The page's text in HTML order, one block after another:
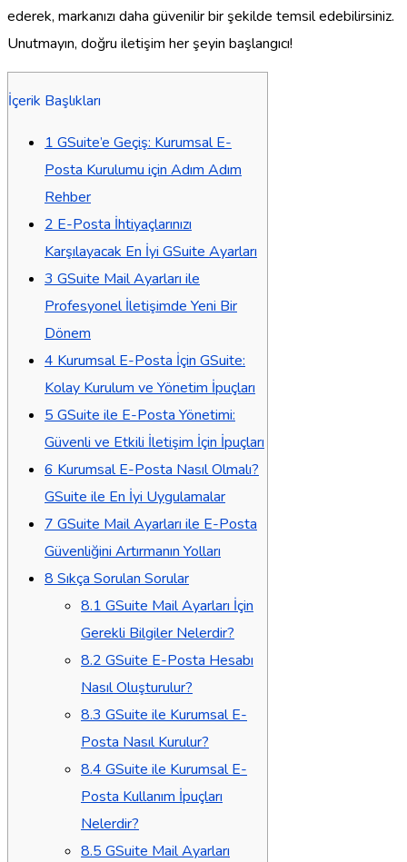
ederek, markanızı daha güvenilir bir şekilde temsil edebilirsiniz.
Unutmayın, doğru iletişim her şeyin başlangıcı!
İçerik Başlıkları
1 GSuite’e Geçiş: Kurumsal E-
Posta Kurulumu için Adım Adım
Rehber
2 E-Posta İhtiyaçlarınızı
Karşılayacak En İyi GSuite Ayarları
3 GSuite Mail Ayarları ile
Profesyonel İletişimde Yeni Bir
Dönem
4 Kurumsal E-Posta İçin GSuite:
Kolay Kurulum ve Yönetim İpuçları
5 GSuite ile E-Posta Yönetimi:
Güvenli ve Etkili İletişim İçin İpuçları
6 Kurumsal E-Posta Nasıl Olmalı?
GSuite ile En İyi Uygulamalar
7 GSuite Mail Ayarları ile E-Posta
Güvenliğini Artırmanın Yolları
8 Sıkça Sorulan Sorular
8.1 GSuite Mail Ayarları İçin
Gerekli Bilgiler Nelerdir?
8.2 GSuite E-Posta Hesabı
Nasıl Oluşturulur?
8.3 GSuite ile Kurumsal E-
Posta Nasıl Kurulur?
8.4 GSuite ile Kurumsal E-
Posta Kullanım İpuçları
Nelerdir?
8.5 GSuite Mail Ayarları